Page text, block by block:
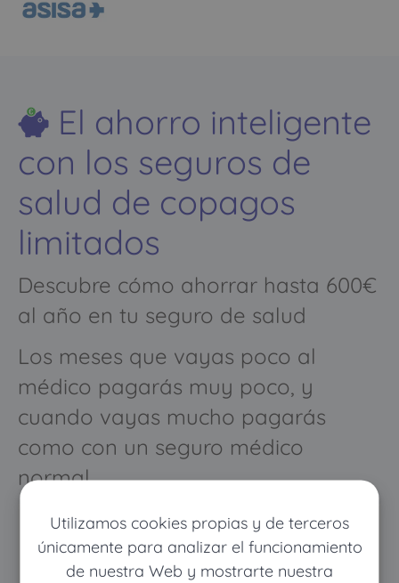
Utilizamos cookies propias y de terceros
únicamente para analizar el funcionamiento
de nuestra Web y mostrarte nuestra
El ahorro inteligente
con los seguros de
salud de copagos
limitados
Descubre cómo ahorrar hasta 600€
al año en tu seguro de salud
Los meses que vayas poco al
médico pagarás muy poco, y
cuando vayas mucho pagarás
como con un seguro médico
normal